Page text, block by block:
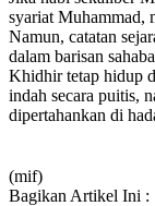
syariat Muhammad,
Namun, catatan
dalam barisan
Khidhir tetap hidup
indah secara puitis,
dipertahankan di
(mif)
Bagikan Artikel Ini :